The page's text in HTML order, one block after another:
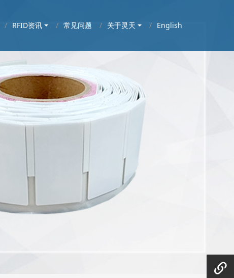
RFID资讯 常见问题 关于灵天 English